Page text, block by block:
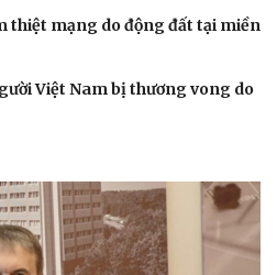
Nghệ sĩ
thiệt mạng do động đất tại miền
Việt Nam bị thương vong do